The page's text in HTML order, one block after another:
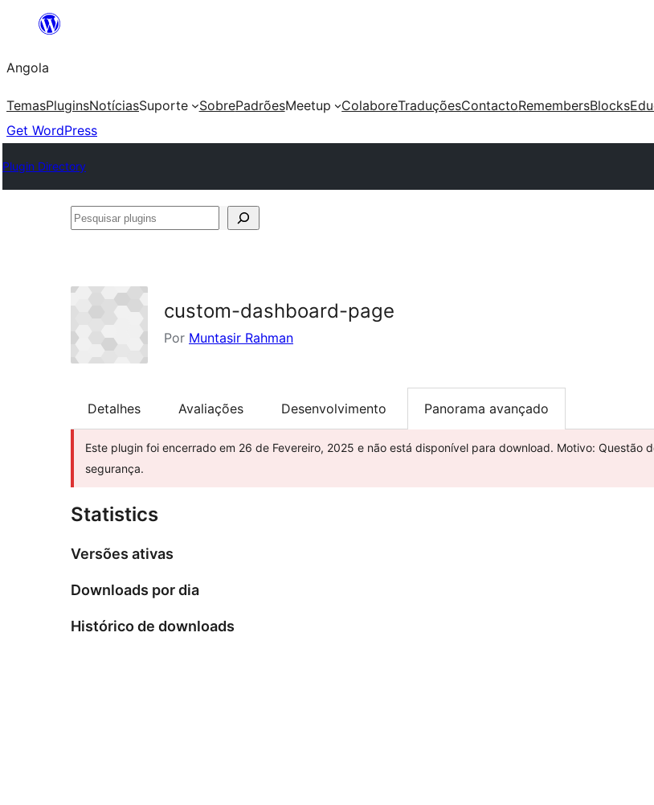
Saltar
o
conteúdo
Angola
TemasPluginsNotíciasSuporte SobrePadrõesMeetup ColaboreTraduçõesContactoRemembersBlocks
Get WordPress
Plugin Directory
Pesquisar
custom-dashboard-page
Por Muntasir Rahman
Detalhes Avaliações Desenvolvimento Panorama avançado
Este plugin foi encerrado em 26 de Fevereiro, 2025 e não está disponível para download. Motivo: Questão
segurança.
Statistics
Versões ativas
Downloads por dia
Histórico de downloads